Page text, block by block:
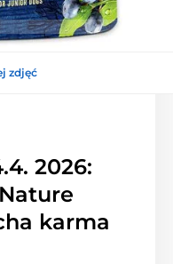
zdjęć
2026:
karma